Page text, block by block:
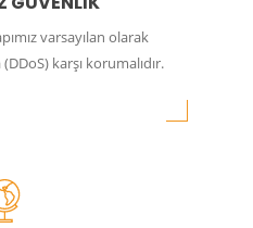
varsayılan olarak
karşı korumalıdır.